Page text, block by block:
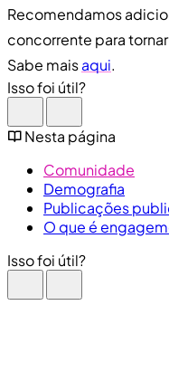
Recomendamos
concorrente para
Sabe maisaqui.
Isso foi útil?
Nesta página
Comunidade
Demografia
Publicações
O que é
Isso foi útil?